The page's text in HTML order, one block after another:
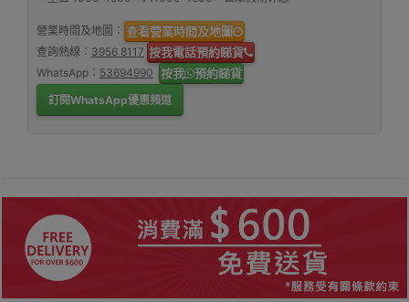
營業時間及地圖： 查看營業時間及地圖
查詢熱線： 3956 8117 按我電話預約睇貨
WhatsApp： 53694990 按我 預約睇貨
訂閱WhatsApp優惠頻道